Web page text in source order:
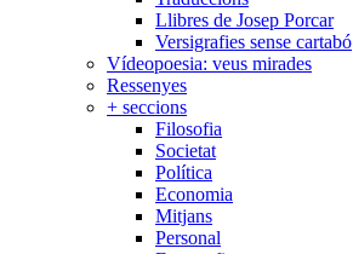
Llibres de Josep Porcar
Versigrafies sense cartabó
Vídeopoesia: veus mirades
Ressenyes
+ seccions
Filosofia
Societat
Política
Economia
Mitjans
Personal